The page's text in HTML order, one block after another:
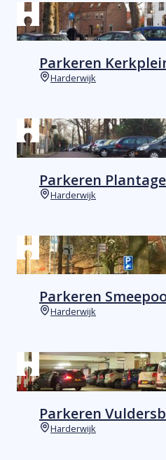
Parkeren
Harderwijk
Parkeren
Harderwijk
Parkeren
Harderwijk
Parkeren
Harderwijk